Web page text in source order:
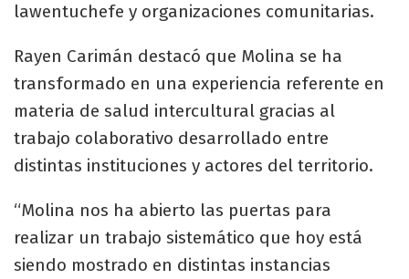
lawentuchefe y organizaciones comunitarias.
Rayen Carimán destacó que Molina se ha
transformado en una experiencia referente en
materia de salud intercultural gracias al
trabajo colaborativo desarrollado entre
distintas instituciones y actores del territorio.
“Molina nos ha abierto las puertas para
realizar un trabajo sistemático que hoy está
siendo mostrado en distintas instancias